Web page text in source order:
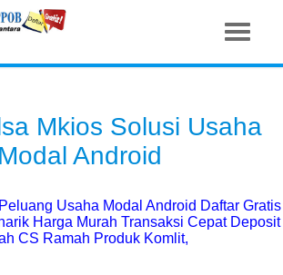
Mkios Solusi Usaha
Modal Android
Usaha Modal Android Daftar Gratis
Harga Murah Transaksi Cepat Deposit
CS Ramah Produk Komlit,